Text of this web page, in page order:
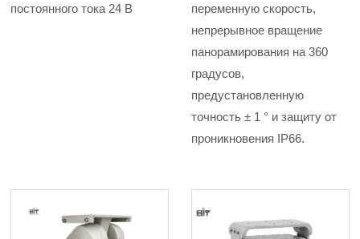
постоянного тока 24 В
переменную скорость,
непрерывное вращение
панорамирования на 360
градусов,
предустановленную
точность ± 1 ° и защиту от
проникновения IP66.